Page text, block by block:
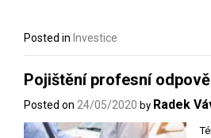
Posted in Investice
Pojištění profesní
Posted on 24/05/2020 by Radek